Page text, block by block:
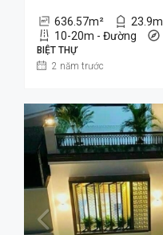
636.57m² 23.9m
10-20m - Đường
BIỆT THỰ
2 năm trước